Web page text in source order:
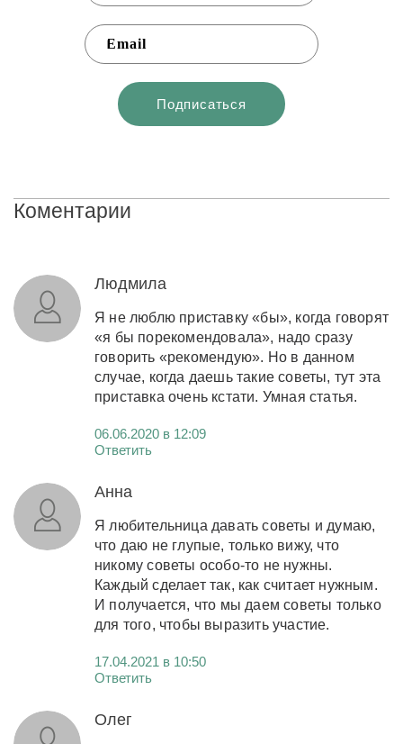
Коментарии
Людмила
Я не люблю приставку «бы», когда говорят
«я бы порекомендовала», надо сразу
говорить «рекомендую». Но в данном
случае, когда даешь такие советы, тут эта
приставка очень кстати. Умная статья.
06.06.2020 в 12:09
Ответить
Анна
Я любительница давать советы и думаю,
что даю не глупые, только вижу, что
никому советы особо-то не нужны.
Каждый сделает так, как считает нужным.
И получается, что мы даем советы только
для того, чтобы выразить участие.
17.04.2021 в 10:50
Ответить
Олег